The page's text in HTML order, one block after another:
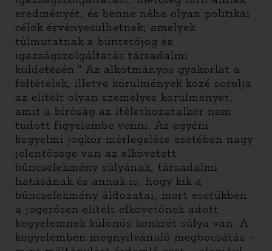
eredményét, és benne néha olyan politikai
célok érvényesülhetnek, amelyek
túlmutatnak a büntetőjog és
igazságszolgáltatás társadalmi
küldetésén.” Az alkotmányos gyakorlat a
feltételek, illetve körülmények közé sorolja
az elítélt olyan személyes körülményét,
amit a bíróság az ítélethozatalkor nem
tudott figyelembe venni. Az egyéni
kegyelmi jogkör mérlegelése esetében nagy
jelentősége van az elkövetett
bűncselekmény súlyának, társadalmi
hatásának és annak is, hogy kik a
bűncselekmény áldozatai, mert esetükben
a jogerősen elítélt elkövetőnek adott
kegyelemnek különös konkrét súlya van. A
kegyelemben megnyilvánuló megbocsátás –